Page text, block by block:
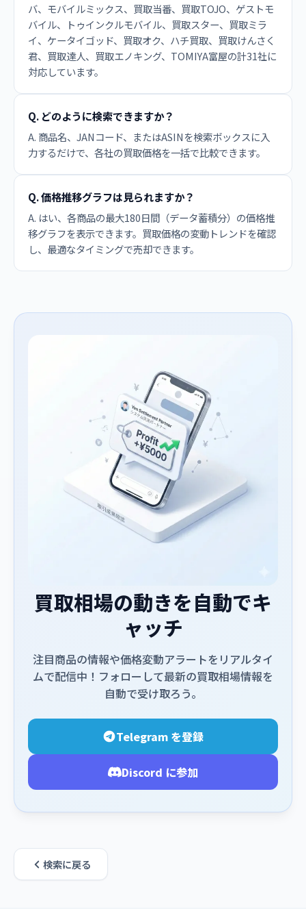
バ、モバイルミックス、買取当番、買取TOJO、ゲストモ
バイル、トゥインクルモバイル、買取スター、買取ミラ
イ、ケータイゴッド、買取オク、ハチ買取、買取けんさく
君、買取達人、買取エノキング、TOMIYA富屋の計31社に
対応しています。
Q. どのように検索できますか？
A. 商品名、JANコード、またはASINを検索ボックスに入
力するだけで、各社の買取価格を一括で比較できます。
Q. 価格推移グラフは見られますか？
A. はい、各商品の最大180日間（データ蓄積分）の価格推
移グラフを表示できます。買取価格の変動トレンドを確認
し、最適なタイミングで売却できます。
買取相場の動きを自動でキ
ャッチ
注目商品の情報や価格変動アラートをリアルタイ
ムで配信中！フォローして最新の買取相場情報を
自動で受け取ろう。
Telegram を登録
Discord に参加
検索に戻る